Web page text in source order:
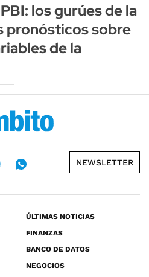
los gurúes de la
pronósticos sobre
de la
NEWSLETTER
ÚLTIMAS NOTICIAS
FINANZAS
BANCO DE DATOS
NEGOCIOS